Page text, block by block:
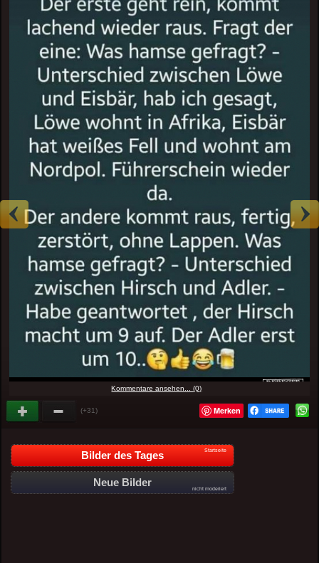
Kommentare ansehen... (0)
(+31) Merken
Bilder des Tages Startseite
Neue Bilder
nicht moderiert